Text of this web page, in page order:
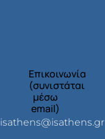
Επικοινωνία
(συνιστάται
μέσω
email)
isathens@isathens.gr